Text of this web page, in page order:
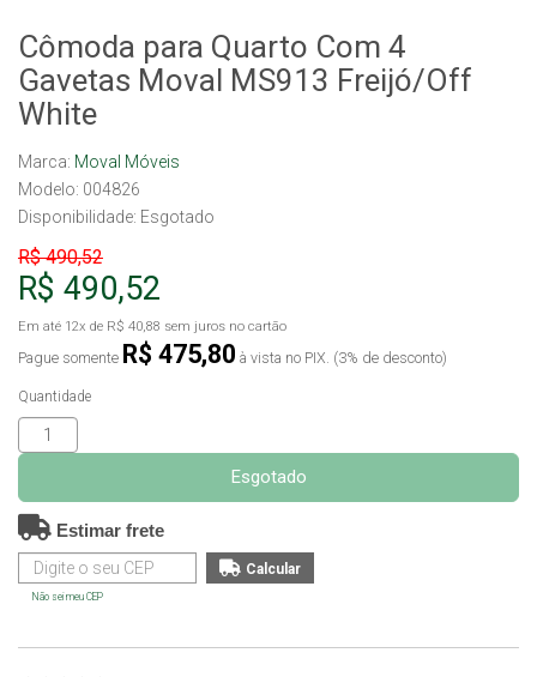
Cômoda para Quarto Com 4
Gavetas Moval MS913 Freijó/Off
White
Marca: Moval Móveis
Modelo: 004826
Disponibilidade: Esgotado
R$ 490,52
R$ 490,52
Em até 12x de R$ 40,88 sem juros no cartão
Pague somente R$ 475,80 à vista no PIX. (3% de desconto)
Quantidade
Esgotado
Estimar frete
Não sei meu CEP